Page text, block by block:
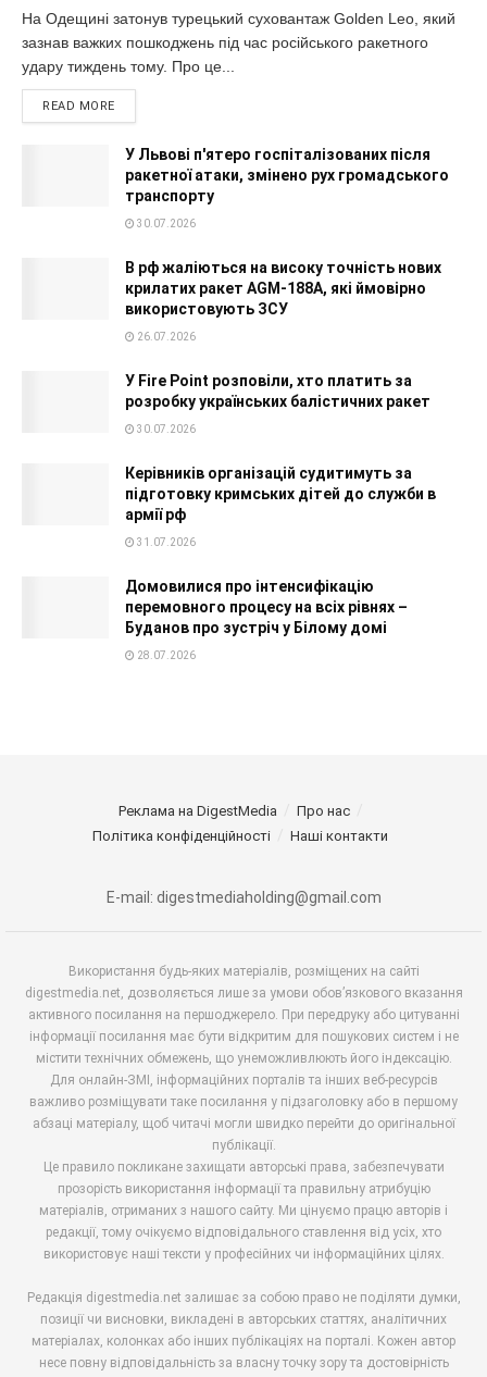
На Одещині затонув турецький суховантаж Golden Leo, який
зазнав важких пошкоджень під час російського ракетного
удару тиждень тому. Про це...
READ MORE
У Львові п'ятеро госпіталізованих після
ракетної атаки, змінено рух громадського
транспорту
30.07.2026
В рф жаліються на високу точність нових
крилатих ракет AGM-188A, які ймовірно
використовують ЗСУ
26.07.2026
У Fire Point розповіли, хто платить за
розробку українських балістичних ракет
30.07.2026
Керівників організацій судитимуть за
підготовку кримських дітей до служби в
армії рф
31.07.2026
Домовилися про інтенсифікацію
перемовного процесу на всіх рівнях –
Буданов про зустріч у Білому домі
28.07.2026
Реклама на DigestMedia
Про нас
Політика конфіденційності
Наші контакти
E-mail: digestmediaholding@gmail.com
Використання будь-яких матеріалів, розміщених на сайті
digestmedia.net, дозволяється лише за умови обов’язкового вказання
активного посилання на першоджерело. При передруку або цитуванні
інформації посилання має бути відкритим для пошукових систем і не
містити технічних обмежень, що унеможливлюють його індексацію.
Для онлайн-ЗМІ, інформаційних порталів та інших веб-ресурсів
важливо розміщувати таке посилання у підзаголовку або в першому
абзаці матеріалу, щоб читачі могли швидко перейти до оригінальної
публікації.
Це правило покликане захищати авторські права, забезпечувати
прозорість використання інформації та правильну атрибуцію
матеріалів, отриманих з нашого сайту. Ми цінуємо працю авторів і
редакції, тому очікуємо відповідального ставлення від усіх, хто
використовує наші тексти у професійних чи інформаційних цілях.
Редакція digestmedia.net залишає за собою право не поділяти думки,
позиції чи висновки, викладені в авторських статтях, аналітичних
матеріалах, колонках або інших публікаціях на порталі. Кожен автор
несе повну відповідальність за власну точку зору та достовірність